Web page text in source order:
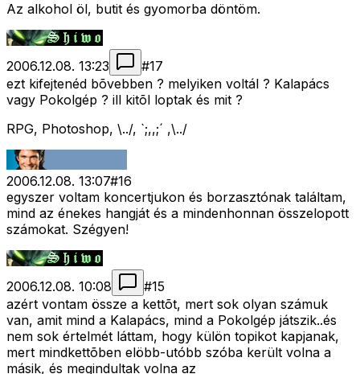
Az alkohol öl, butit és gyomorba döntöm.
2006.12.08. 13:23 #17
ezt kifejtenéd bõvebben ? melyiken voltál ? Kalapács
vagy Pokolgép ? ill kitõl loptak és mit ?
RPG, Photoshop, \../, `;,,;´ ,\../
2006.12.08. 13:07#16
egyszer voltam koncertjukon és borzasztónak találtam,
mind az énekes hangját és a mindenhonnan összelopott
számokat. Szégyen!
2006.12.08. 10:08 #15
azért vontam össze a kettõt, mert sok olyan számuk
van, amit mind a Kalapács, mind a Pokolgép játszik..és
nem sok értelmét láttam, hogy külön topikot kapjanak,
mert mindkettõben elöbb-utóbb szóba került volna a
másik, és megindultak volna az